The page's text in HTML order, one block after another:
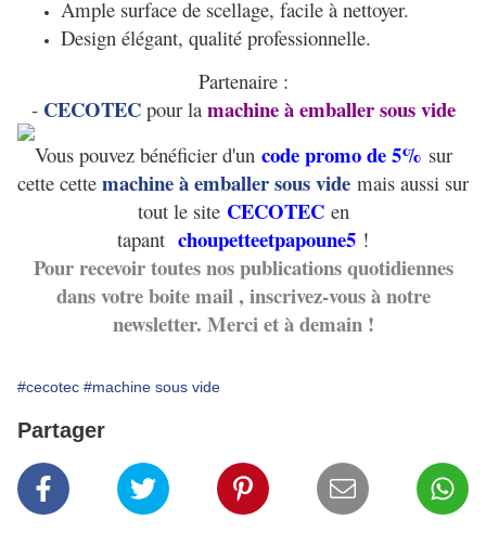
Ample surface de scellage, facile à nettoyer.
Design élégant, qualité professionnelle.
Partenaire :
- CECOTECpour la machine à emballer sous vide
Vous pouvez bénéficier d'un code promo de 5% sur
cette cette machine à emballer sous vide mais aussi sur
tout le site CECOTEC en
tapant choupetteetpapoune5 !
Pour recevoir toutes nos publications quotidiennes
dans votre boite mail , inscrivez-vous à notre
newsletter. Merci et à demain !
#cecotec #machine sous vide
Partager